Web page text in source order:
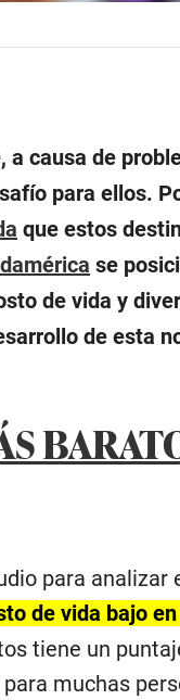
causa de
para ellos.
que estos
se
de vida y
de esta
para
de vida bajo
tiene un
muchas